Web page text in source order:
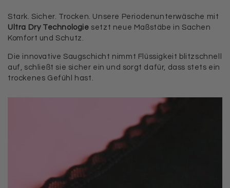
Stark. Sicher. Trocken. Unsere Periodenunterwäsche mit
Ultra Dry Technologie setzt neue Maßstäbe in Sachen
Komfort und Schutz.
Die innovative Saugschicht nimmt Flüssigkeit blitzschnell
auf, schließt sie sicher ein und sorgt dafür, dass stets ein
trockenes Gefühl hast.